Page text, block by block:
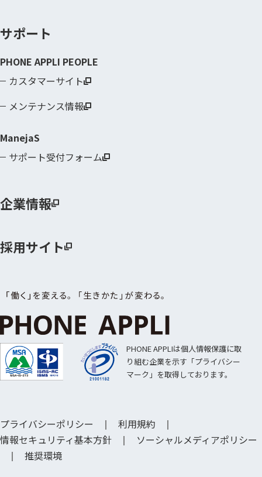
サポート
PHONE APPLI PEOPLE
カスタマーサイト
メンテナンス情報
ManejaS
サポート受付フォーム
企業情報
採用サイト
PHONE APPLIは個人情報保護に取
り組む企業を示す「プライバシー
マーク」を取得しております。
プライバシーポリシー
利用規約
情報セキュリティ基本方針
ソーシャルメディアポリシー
推奨環境